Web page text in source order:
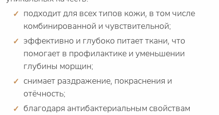
подходит для всех типов кожи, в том числе
комбинированной и чувствительной;
эффективно и глубоко питает ткани, что
помогает в профилактике и уменьшении
глубины морщин;
снимает раздражение, покраснения и
отёчность;
благодаря антибактериальным свойствам